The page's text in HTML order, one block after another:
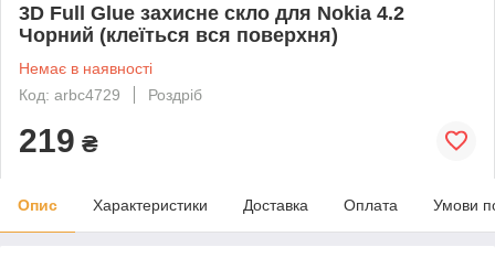
3D Full Glue захисне скло для Nokia 4.2
Чорний (клеїться вся поверхня)
Немає в наявності
Код: arbc4729
Роздріб
219 ₴
Опис Характеристики Доставка Оплата Умови